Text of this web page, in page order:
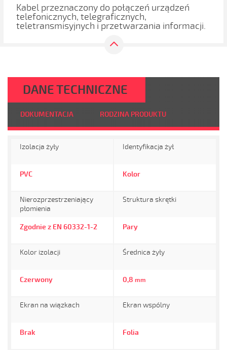
Kabel przeznaczony do połączeń urządzeń
telefonicznych, telegraficznych,
teletransmisyjnych i przetwarzania informacji.
DANE TECHNICZNE
DOKUMENTACJA RODZINA PRODUKTU
Izolacja żyły
PVC
Identyfikacja żył
Kolor
Nierozprzestrzeniający
płomienia
Zgodnie z EN 60332-1-2
Struktura skrętki
Pary
Kolor izolacji
Czerwony
Średnica żyły
0,8 mm
Ekran na wiązkach
Brak
Ekran wspólny
Folia